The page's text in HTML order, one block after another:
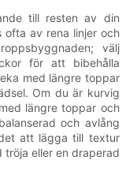
till resten av din
ofta av rena linjer och
välj
för att bibehålla
med längre toppar
Om du är kurvig
längre toppar och
och avlång
att lägga till textur
tröja eller en draperad